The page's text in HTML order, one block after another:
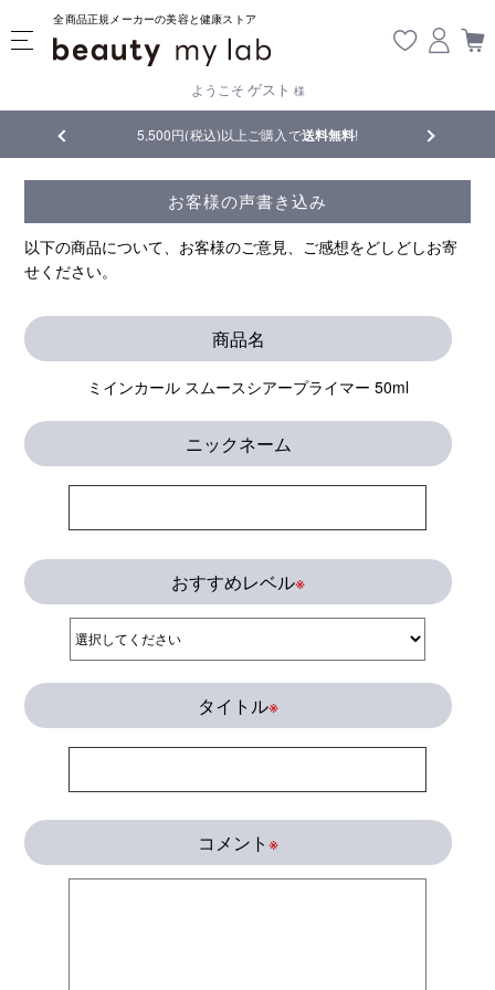
全商品正規メーカーの美容と健康ストア
ようこそ ゲスト 様
5,500円(税込)以上ご購入で送料無料! 【重要】熊
お客様の声書き込み
以下の商品について、お客様のご意見、ご感想をどしどしお寄
せください。
商品名
ミインカール スムースシアープライマー 50ml
ニックネーム
おすすめレベル※
タイトル※
コメント※